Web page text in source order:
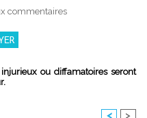
commentaires
ou diffamatoires seront